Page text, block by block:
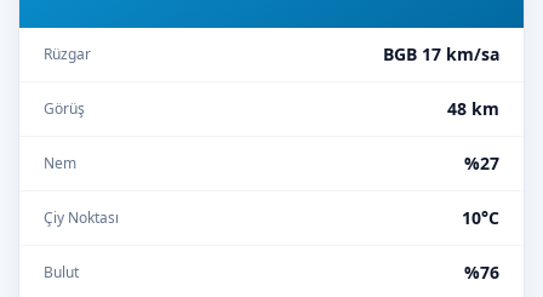
Rüzgar BGB 17 km/sa
Görüş 48 km
Nem %27
Çiy Noktası 10°C
Bulut %76